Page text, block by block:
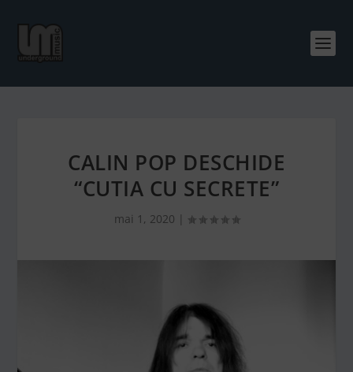
CALIN POP DESCHIDE
“CUTIA CU SECRETE”
mai 1, 2020 |